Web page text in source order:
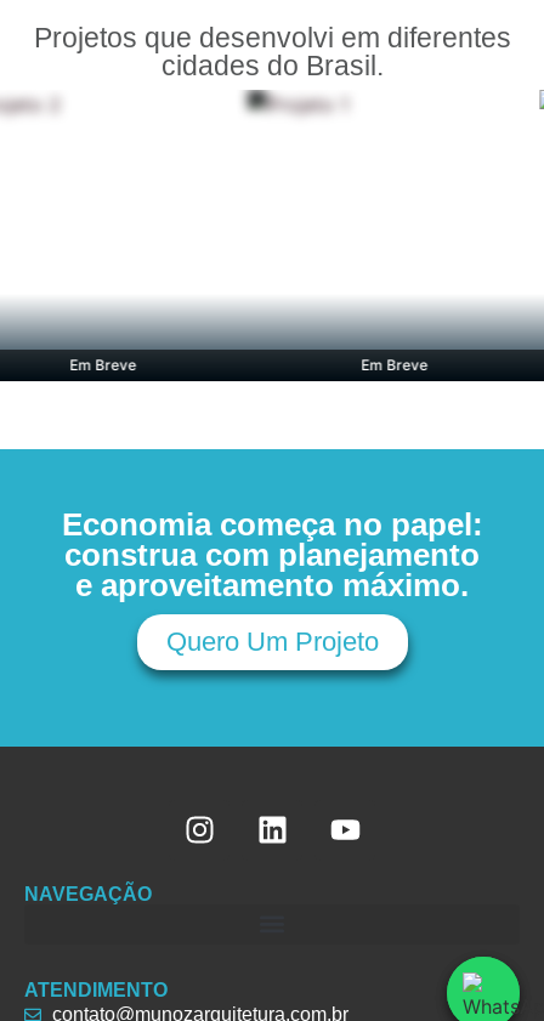
Projetos que desenvolvi em diferentes
cidades do Brasil.
Em Breve Em Breve
Economia começa no papel:
construa com planejamento
e aproveitamento máximo.
Quero Um Projeto
NAVEGAÇÃO
ATENDIMENTO
contato@munozarquitetura.com.br